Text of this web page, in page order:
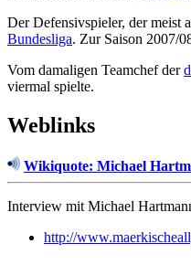
Der Defensivspieler, der meist
Bundesliga. Zur Saison 2007/
Vom damaligen Teamchef der
viermal spielte.
Weblinks
Wikiquote: Michael
Interview mit Michael
http://